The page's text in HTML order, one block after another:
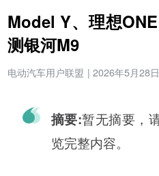
Model Y、理想
测银河M9
电动汽车用户联盟 | 2026年5月28日
摘要:暂无摘要，
览完整内容。